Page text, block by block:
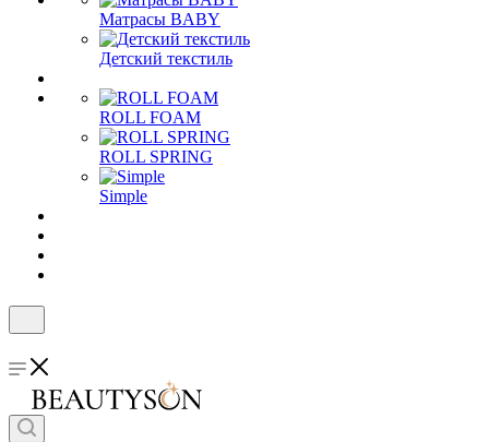
Матрасы BABY
Детский текстиль
ROLL FOAM
ROLL SPRING
Simple